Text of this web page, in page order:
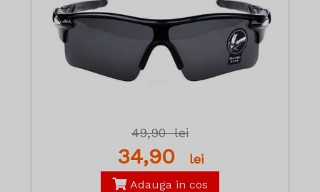
49,90lei
34,90 lei
Adauga in cos